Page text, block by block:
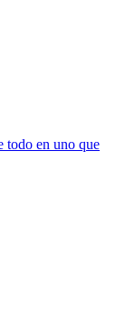
todo en uno que